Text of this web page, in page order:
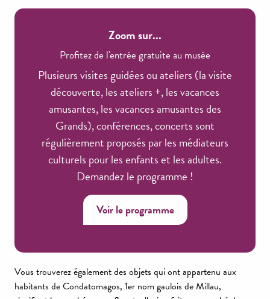
Zoom sur...
Profitez de l'entrée gratuite au musée
Plusieurs visites guidées ou ateliers (la visite
découverte, les ateliers +, les vacances
amusantes, les vacances amusantes des
Grands), conférences, concerts sont
régulièrement proposés par les médiateurs
culturels pour les enfants et les adultes.
Demandez le programme !
Voir le programme
Vous trouverez également des objets qui ont appartenu aux
habitants de Condatomagos, 1er nom gaulois de Millau,